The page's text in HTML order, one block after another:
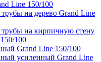
Line 150/100
на дерево Grand Line
на кирпичную стену
100
Grand Line 150/100
усиленный Grand Line